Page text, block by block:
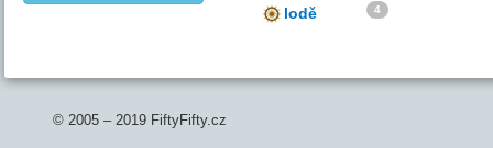
lodě 4
© 2005 – 2019 FiftyFifty.cz